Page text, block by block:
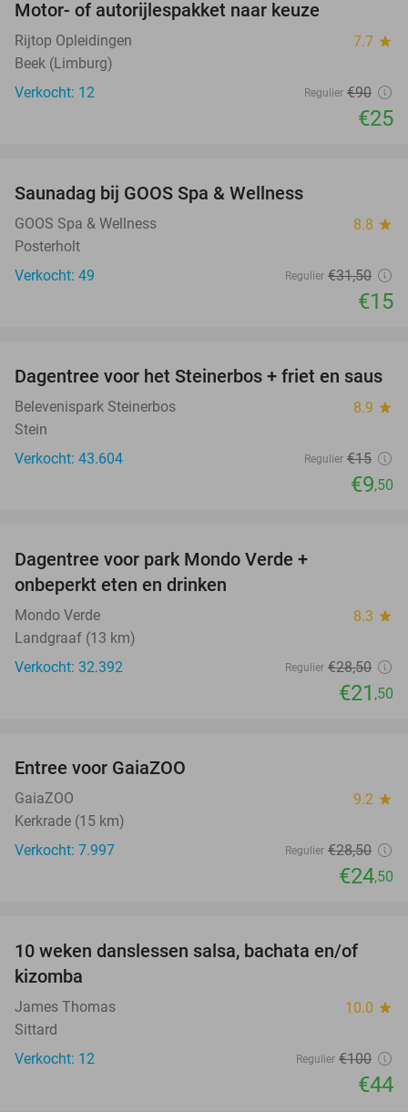
Motor- of autorijlespakket naar keuze
Rijtop Opleidingen 7.7 star
Beek (Limburg)
Verkocht: 12
Regulier €90
€25
TODAY
Saunadag bij GOOS Spa & Wellness
GOOS Spa & Wellness 8.8 star
Posterholt
Verkocht: 49
Regulier €31,50
€15
37%
Dagentree voor het Steinerbos + friet en saus
Belevenispark Steinerbos 8.9 star
Stein
Verkocht: 43.604
Regulier €15
€9,50
Dagentree voor park Mondo Verde +
onbeperkt eten en drinken
Mondo Verde 8.3 star
Landgraaf (13 km)
Verkocht: 32.392
Regulier €28,50
€21 ,50
Entree voor GaiaZOO
GaiaZOO 9.2 star
Kerkrade (15 km)
Verkocht: 7.997
Regulier €28,50
€24,50
56%
10 weken danslessen salsa, bachata en/of
kizomba
James Thomas 10.0 star
Sittard
Verkocht: 12
Regulier €100
€44